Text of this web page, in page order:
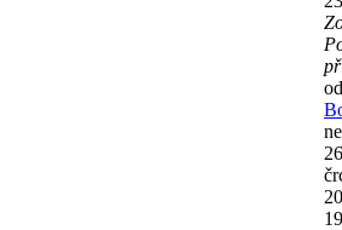
od